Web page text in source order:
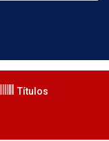
Títulos